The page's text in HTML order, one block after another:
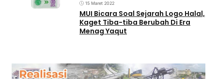
15 Maret 2022
MUI Bicara Soal Sejarah Logo Halal,
Kaget Tiba-tiba Berubah Di Era
Menag Yaqut